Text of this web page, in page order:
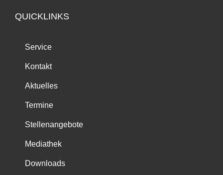
QUICKLINKS
Service
Kontakt
Aktuelles
Termine
Stellenangebote
Mediathek
Downloads